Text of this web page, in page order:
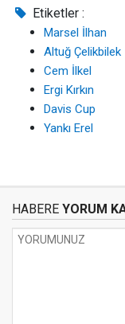
Etiketler :
Marsel İlhan
Altuğ Çelikbilek
Cem İlkel
Ergi Kırkın
Davis Cup
Yankı Erel
HABERE YORUM